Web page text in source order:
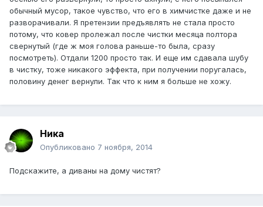
обычный мусор, такое чувство, что его в химчистке даже и не
разворачивали. Я претензии предъявлять не стала просто
потому, что ковер пролежал после чистки месяца полтора
свернутый (где ж моя голова раньше-то была, сразу
посмотреть). Отдали 1200 просто так. И еще им сдавала шубу
в чистку, тоже никакого эффекта, при получении поругалась,
половину денег вернули. Так что к ним я больше не хожу.
Ника
Опубликовано 7 ноября, 2014
Подскажите, а диваны на дому чистят?